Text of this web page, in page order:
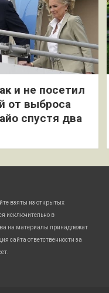
и не посетил
от выброса
спустя два
взяты из открытых
исключительно в
на материалы принадлежат
сайта ответственности за